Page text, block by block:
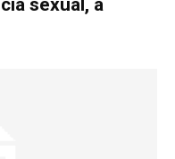
sexual, à